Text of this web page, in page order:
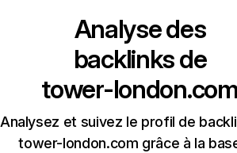
Analyse des
backlinks de
tower-
Analysez et suivez le profil de
tower-london.com grâce à la